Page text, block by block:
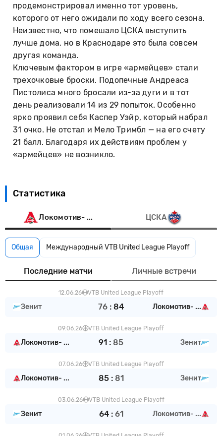
продемонстрировал именно тот уровень,
которого от него ожидали по ходу всего сезона.
Неизвестно, что помешало ЦСКА выступить
лучше дома, но в Краснодаре это была совсем
другая команда.
Ключевым фактором в игре «армейцев» стали
трехочковые броски. Подопечные Андреаса
Пистолиса много бросали из-за дуги и в тот
день реализовали 14 из 29 попыток. Особенно
ярко проявил себя Каспер Уэйр, который набрал
31 очко. Не отстал и Мело Тримбл — на его счету
21 балл. Благодаря их действиям проблем у
«армейцев» не возникло.
Статистика
Локомотив- ... ЦСКА
Общая Международный VTB United League Playoff
Последние матчи Личные встречи
12.06.26 VTB United League Playoff
Зенит 76 : 84 Локомотив- ...
09.06.26 VTB United League Playoff
Локомотив- ... 91 : 85 Зенит
07.06.26 VTB United League Playoff
Локомотив- ... 85: 81 Зенит
03.06.26 VTB United League Playoff
Зенит 64: 61 Локомотив- ...